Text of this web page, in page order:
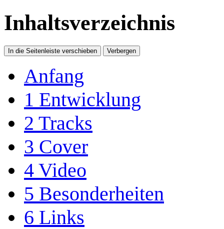
Inhaltsverzeichnis
In die Seitenleiste verschieben Verbergen
Anfang
1 Entwicklung
2 Tracks
3 Cover
4 Video
5 Besonderheiten
6 Links